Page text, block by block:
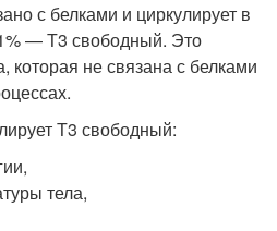
с белками и циркулирует в
— Т3 свободный. Это
не связана с белками
Т3 свободный:
тела,